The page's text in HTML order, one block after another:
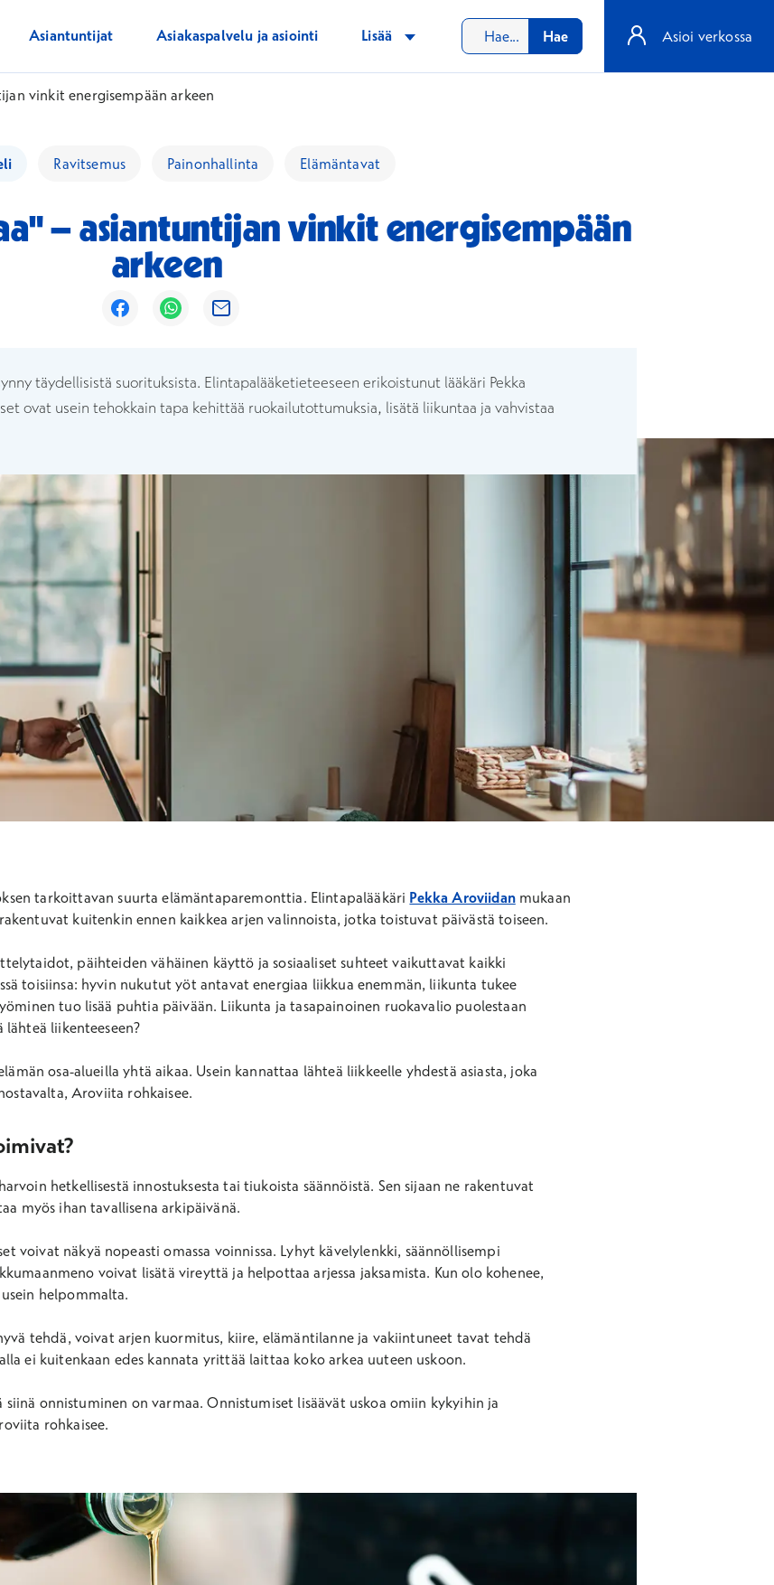
Asiantuntijat Asiakaspalvelu ja asiointi Lisää Hae Asioi verkossa
vinkit energisempään arkeen
Ravitsemus Painonhallinta Elämäntavat
– asiantuntijan vinkit energisempään
arkeen
Avautuu uuteen ikkunaan
Avautuu uuteen ikkunaan
Avautuu uuteen ikkunaan
täydellisistä suorituksista. Elintapalääketieteeseen erikoistunut lääkäri Pekka
ovat usein tehokkain tapa kehittää ruokailutottumuksia, lisätä liikuntaa ja vahvistaa
tarkoittavan suurta elämäntaparemonttia. Elintapalääkäri Pekka Aroviidanmukaan
kuitenkin ennen kaikkea arjen valinnoista, jotka toistuvat päivästä toiseen.
päihteiden vähäinen käyttö ja sosiaaliset suhteet vaikuttavat kaikki
toisiinsa: hyvin nukutut yöt antavat energiaa liikkua enemmän, liikunta tukee
tuo lisää puhtia päivään. Liikunta ja tasapainoinen ruokavalio puolestaan
liikenteeseen?
osa-alueilla yhtä aikaa. Usein kannattaa lähteä liikkeelle yhdestä asiasta, joka
Aroviita rohkaisee.
hetkellisestä innostuksesta tai tiukoista säännöistä. Sen sijaan ne rakentuvat
myös ihan tavallisena arkipäivänä.
voivat näkyä nopeasti omassa voinnissa. Lyhyt kävelylenkki, säännöllisempi
voivat lisätä vireyttä ja helpottaa arjessa jaksamista. Kun olo kohenee,
helpommalta.
tehdä, voivat arjen kuormitus, kiire, elämäntilanne ja vakiintuneet tavat tehdä
ei kuitenkaan edes kannata yrittää laittaa koko arkea uuteen uskoon.
onnistuminen on varmaa. Onnistumiset lisäävät uskoa omiin kykyihin ja
rohkaisee.